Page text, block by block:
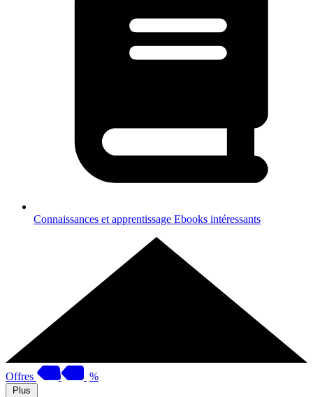
Connaissances et apprentissage Ebooks intéressants
Offres %
Plus